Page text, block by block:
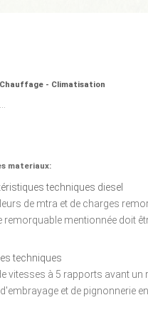
Chauffage - Climatisation
materiaux:
techniques diesel
de mtra et de charges
remorquable mentionnée doit
techniques
vitesses à 5 rapports avant
et de pignonnerie